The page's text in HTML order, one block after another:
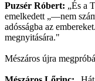
Puzsér Róbert: „És a
emelkedett „—nem
adósságba az
megnyitására."
Mészáros újra